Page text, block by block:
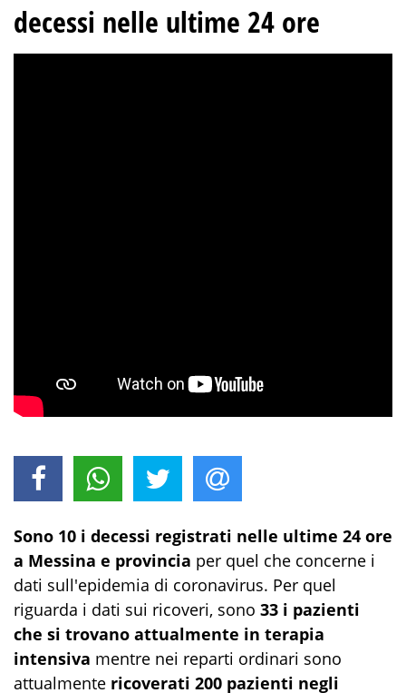
decessi nelle ultime 24 ore
Sono 10 i decessi registrati nelle ultime 24 ore
a Messina e provincia per quel che concerne i
dati sull'epidemia di coronavirus. Per quel
riguarda i dati sui ricoveri, sono 33 i pazienti
che si trovano attualmente in terapia
intensiva mentre nei reparti ordinari sono
attualmente ricoverati 200 pazienti negli